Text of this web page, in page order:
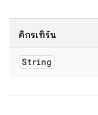
คิกรีเทิร์น
String